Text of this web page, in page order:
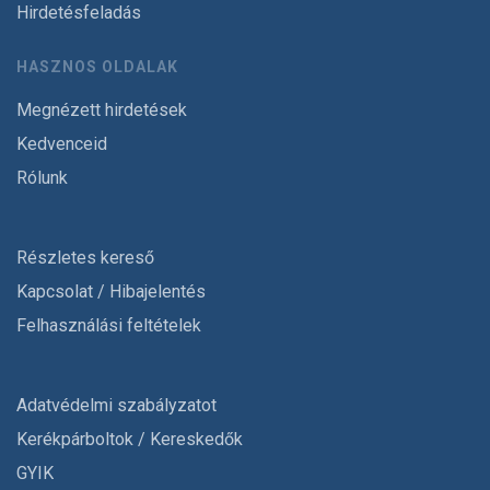
Hirdetésfeladás
HASZNOS OLDALAK
Megnézett hirdetések
Kedvenceid
Rólunk
Részletes kereső
Kapcsolat / Hibajelentés
Felhasználási feltételek
Adatvédelmi szabályzatot
Kerékpárboltok / Kereskedők
GYIK